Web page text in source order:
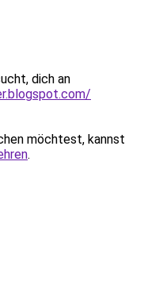
dich an
möchtest, kannst
.